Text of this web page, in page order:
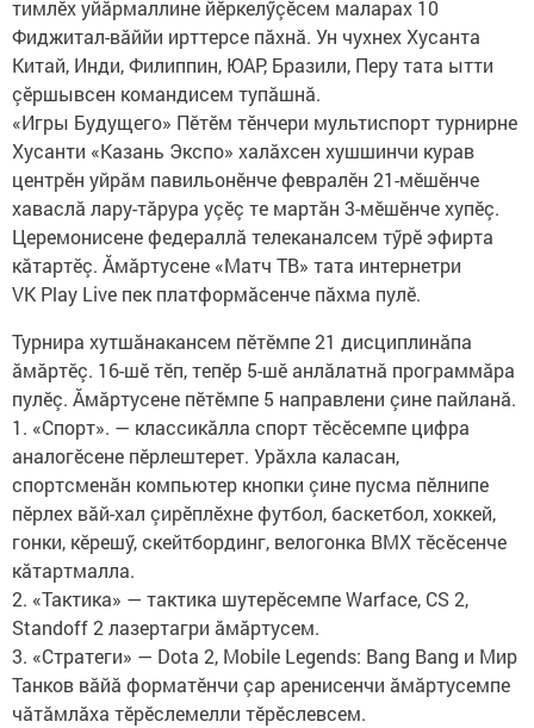
тимлӗх уйăрмаллине йӗркелӳçӗсем маларах 10
Фиджитал-вăййи ирттерсе пăхнă. Ун чухнех Хусанта
Китай, Инди, Филиппин, ЮАР, Бразили, Перу тата ытти
çӗршывсен командисем тупăшнă.
«Игры Будущего» Пӗтӗм тӗнчери мультиспорт турнирне
Хусанти «Казань Экспо» халăхсен хушшинчи курав
центрӗн уйрăм павильонӗнче февралӗн 21-мӗшӗнче
хаваслă лару-тăрура уçӗç те мартăн 3-мӗшӗнче хупӗç.
Церемонисене федераллă телеканалсем тӳрӗ эфирта
кăтартӗç. Ăмăртусене «Матч ТВ» тата интернетри
VK Play Live пек платформăсенче пăхма пулӗ.
Турнира хутшăнакансем пӗтӗмпе 21 дисциплинăпа
ăмăртӗç. 16-шӗ тӗп, тепӗр 5-шӗ анлăлатнă программăра
пулӗç. Ăмăртусене пӗтӗмпе 5 направлени çине пайланă.
1. «Спорт». — классикăлла спорт тӗсӗсемпе цифра
аналогӗсене пӗрлештерет. Урăхла каласан,
спортсменăн компьютер кнопки çине пусма пӗлнипе
пӗрлех вăй-хал çирӗплӗхне футбол, баскетбол, хоккей,
гонки, кӗрешӳ, скейтбординг, велогонка BMX тӗсӗсенче
кăтартмалла.
2. «Тактика» — тактика шутерӗсемпе Warface, CS 2,
Standoff 2 лазертагри ăмăртусем.
3. «Стратеги» — Dota 2, Mobile Legends: Bang Bang и Мир
Танков вăйă форматӗнчи çар аренисенчи ăмăртусемпе
чăтăмлăха тӗрӗслемелли тӗрӗслевсем.